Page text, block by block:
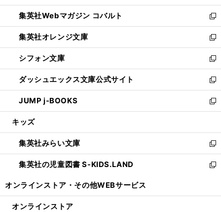
開
く
ウ
で
開
く
ン
ド
ウ
で
開
く
ウ
ィ
ン
ド
ウ
で
開
く
集英社Webマガジン コバルト
新
し
い
ウ
ィ
ン
ド
ウ
で
開
集英社オレンジ文庫
新
し
い
ウ
ィ
ン
ド
ウ
開
く
シフォン文庫
新
し
い
ウ
ィ
ン
ウ
で
開
く
ダッシュエックス文庫公式サイト
新
し
い
ウ
ン
ド
ウ
で
JUMP j-BOOKS
新
し
ウ
ィ
ン
ド
開
キッズ
集英社みらい文庫
新
し
い
ン
集英社の児童図書 S-KIDS.LAND
新
ウ
オンラインストア・ その他WEBサービス
オンラインストア